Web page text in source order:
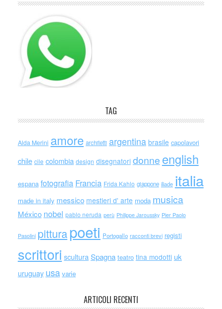
TAG
Alda Merini amore architetti argentina brasile capolavori
chile cile colombia design disegnatori donne english
espana fotografia Francia Frida Kahlo giappone iliade italia
made in italy messico mestieri d' arte moda musica
México nobel pablo neruda perù Philippe Jaroussky Pier Paolo
Pasolini pitturapoeti Portogallo racconti brevi registi
scrittori scultura Spagna teatro tina modotti uk
uruguay usa varie
ARTICOLI RECENTI